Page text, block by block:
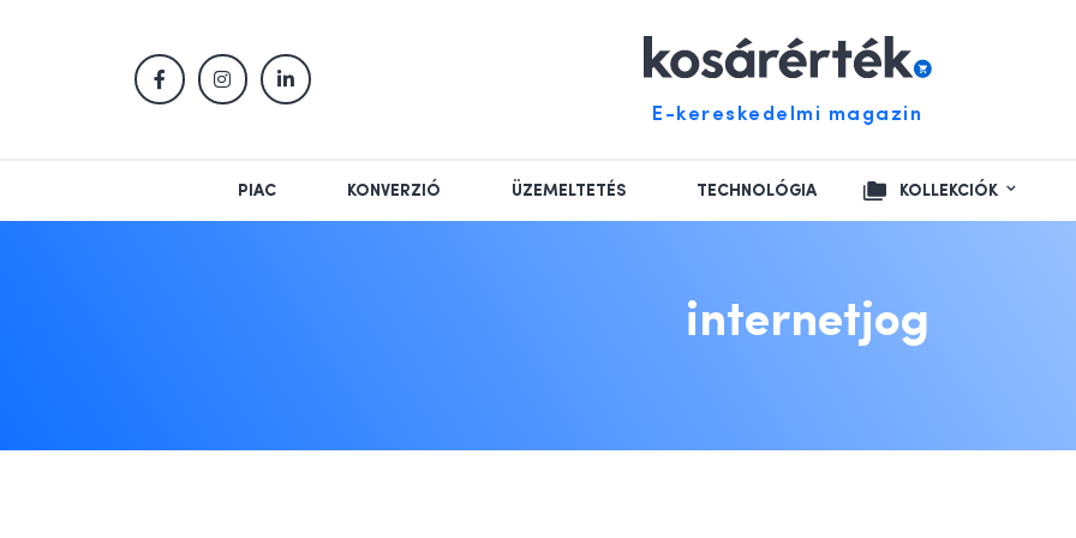
E-kereskedelmi magazin
PIAC KONVERZIÓ ÜZEMELTETÉS TECHNOLÓGIA KOLLEKCIÓK
internetjog